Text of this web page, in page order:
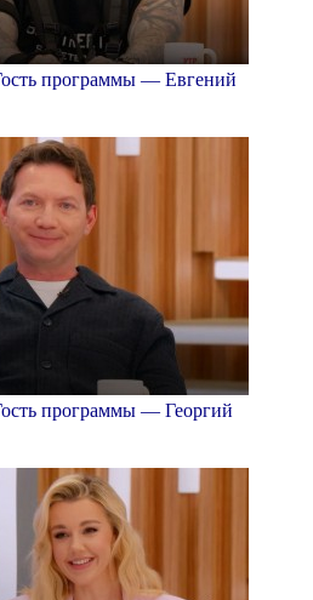
программы — Евгений
программы — Георгий